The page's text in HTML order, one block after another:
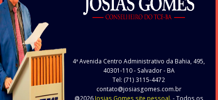
4ª Avenida Centro Administrativo da Bahia, 495,
40301-110- Salvador - BA
Tel: (71) 3115-4472
contato@josiasgomes.com.br